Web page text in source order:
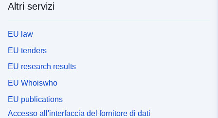
Altri servizi
EU law
EU tenders
EU research results
EU Whoiswho
EU publications
Accesso all'interfaccia del fornitore di dati